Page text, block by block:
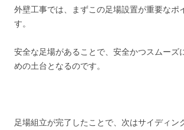
外壁工事では、まずこの足場設置が重要なポ
す。
安全な足場があることで、安全かつスムーズ
めの土台となるのです。
足場組立が完了したことで、次はサイディン